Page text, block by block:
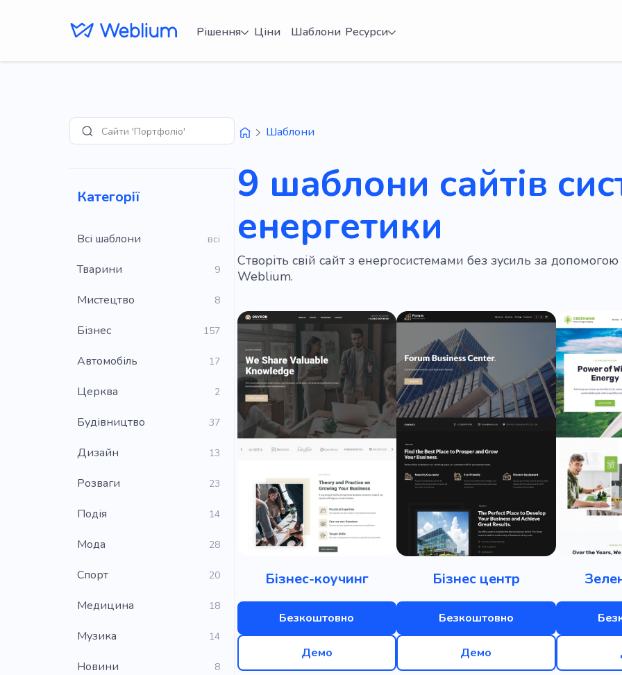
Рішення Ціни Шаблони Ресурси
ПошукСайти 'Портфоліо'
Категорії
Всі шаблони всі
Тварини 9
Мистецтво 8
Бізнес 157
Автомобіль 17
Церква 2
Будівництво 37
Дизайн 13
Розваги 23
Подія 14
Мода 28
Cпорт 20
Медицина 18
Музика 14
Новини 8
Шаблони
9 шаблони сайтів
енергетики
Створіть свій сайт з енергосистемами без зусиль за
Weblium.
Бізнес-коучинг
Безкоштовно
Демо
Бізнес центр
Безкоштовно
Демо